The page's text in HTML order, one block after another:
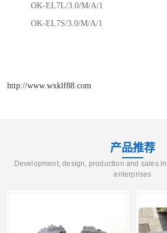
OK-EL7L/3.0/M/A/1
OK-EL7S/3.0/M/A/1
http://www.wxklf88.com
产品推荐
Development, design, production and sales
enterprises